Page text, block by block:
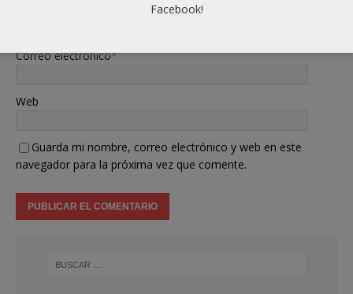
Correo electrónico*
Web
Guarda mi nombre, correo electrónico y web en este
navegador para la próxima vez que comente.
Facebook!